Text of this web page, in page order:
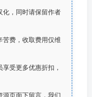
化，同时请保留作者
苦费，收取费用仅维
受更多优惠折扣，
源页面下留言，我们